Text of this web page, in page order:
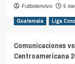
Futbolenvivo 5
Guatemala Liga
Comunicaciones
Centroamericana